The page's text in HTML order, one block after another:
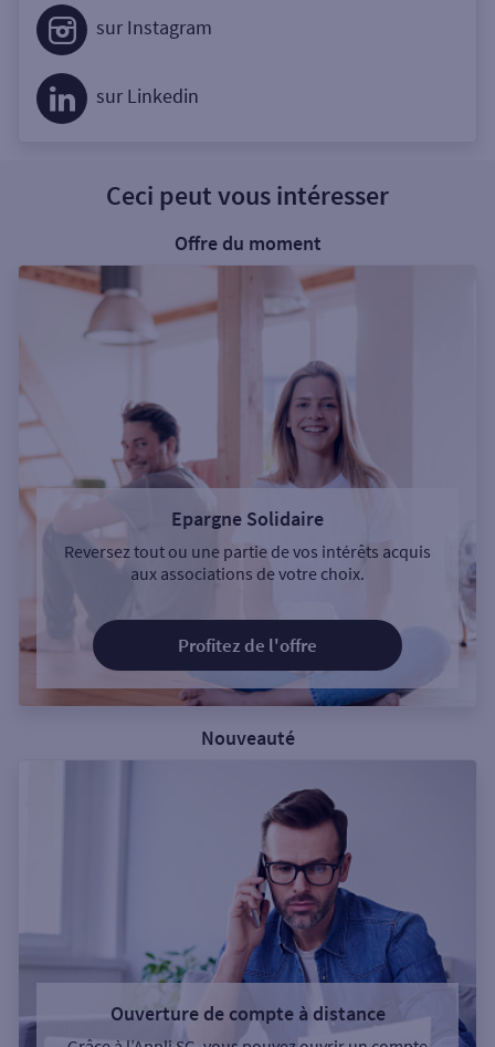
sur Instagram
sur Linkedin
Ceci peut vous intéresser
Offre du moment
Epargne Solidaire
Reversez tout ou une partie de vos intérêts acquis
aux associations de votre choix.
Profitez de l'offre
Nouveauté
Ouverture de compte à distance